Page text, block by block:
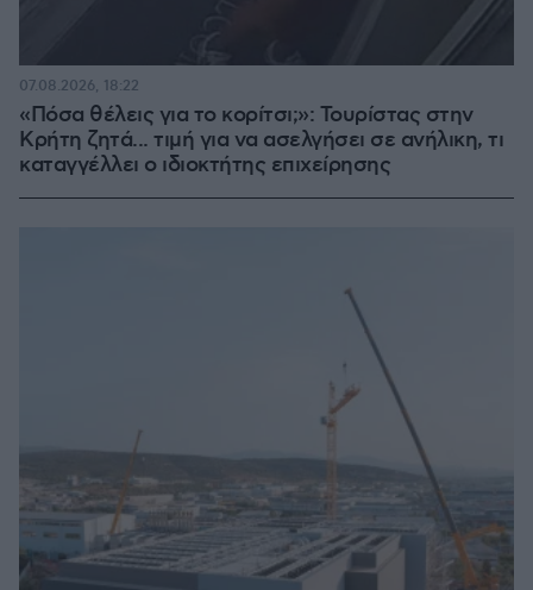
«Πόσα θέλεις για το κορίτσι;»: Τουρίστας στην
Κρήτη ζητά... τιμή για να ασελγήσει σε ανήλικη, τι
καταγγέλλει ο ιδιοκτήτης επιχείρησης
07.08.2026, 18:22